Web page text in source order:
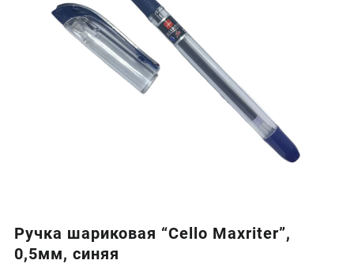
Ручка шариковая “Cello Maxriter”,
0,5мм, синяя